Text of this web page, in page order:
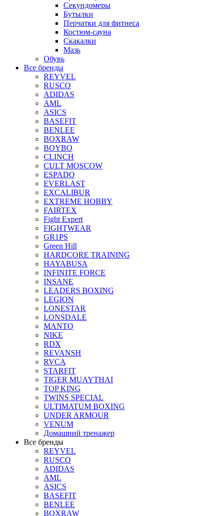
Секундомеры
Бутылки
Перчатки для фитнеса
Костюм-сауна
Скакалки
Мазь
Обувь
Все бренды
REYVEL
RUSCO
ADIDAS
AML
ASICS
BASEFIT
BENLEE
BOXRAW
BOYBO
CLINCH
CULT MOSCOW
ESPADO
EVERLAST
EXCALIBUR
EXTREME HOBBY
FAIRTEX
Fight Expert
FIGHTWEAR
GR1PS
Green Hill
HARDCORE TRAINING
HAYABUSA
INFINITE FORCE
INSANE
LEADERS BOXING
LEGION
LONESTAR
LONSDALE
MANTO
NIKE
RDX
REVANSH
RVCA
STARFIT
TIGER MUAYTHAI
TOP KING
TWINS SPECIAL
ULTIMATUM BOXING
UNDER ARMOUR
VENUM
Домашний тренажер
Все бренды
REYVEL
RUSCO
ADIDAS
AML
ASICS
BASEFIT
BENLEE
BOXRAW